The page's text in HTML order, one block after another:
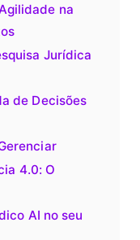
na
Jurídica
de Decisões
4.0: O
AI no seu